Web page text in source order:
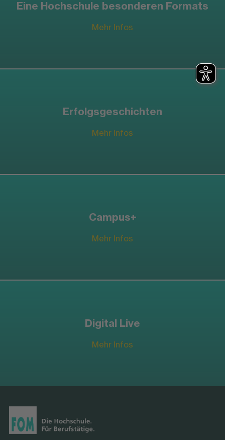
Eine Hochschule besonderen Formats
Mehr Infos
Erfolgsgeschichten
Mehr Infos
Campus+
Mehr Infos
Digital Live
Mehr Infos